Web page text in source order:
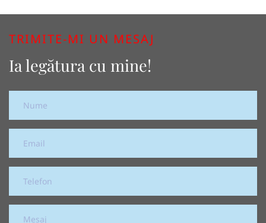
TRIMITE-MI UN MESAJ
Ia legătura cu mine!